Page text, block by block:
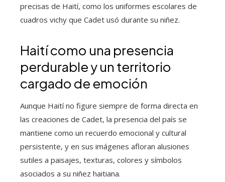
precisas de Haití, como los uniformes escolares de
cuadros vichy que Cadet usó durante su niñez.
Haití como una presencia
perdurable y un territorio
cargado de emoción
Aunque Haití no figure siempre de forma directa en
las creaciones de Cadet, la presencia del país se
mantiene como un recuerdo emocional y cultural
persistente, y en sus imágenes afloran alusiones
sutiles a paisajes, texturas, colores y símbolos
asociados a su niñez haitiana.